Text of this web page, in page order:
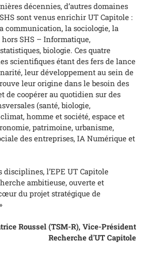
décennies, d’autres domaines
sont venus enrichir UT Capitole :
communication, la sociologie, la
SHS – Informatique,
biologie. Ces quatre
scientifiques étant des fers de lance
leur développement au sein de
leur origine dans le besoin des
de coopérer au quotidien sur des
(santé, biologie,
homme et société, espace et
patrimoine, urbanisme,
des entreprises, IA Numérique et
disciplines, l’EPE UT Capitole
ambitieuse, ouverte et
du projet stratégique de
Roussel (TSM-R), Vice-Président
Recherche d'UT Capitole